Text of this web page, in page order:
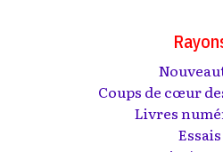
Coups de cœur
Livres
Essais